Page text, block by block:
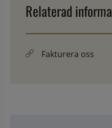
Relaterad
Fakturera oss